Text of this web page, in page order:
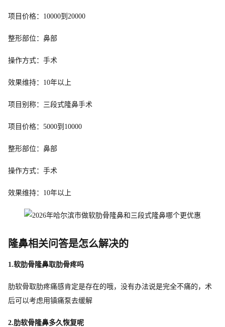
项目价格：10000到20000
整形部位：鼻部
操作方式：手术
效果维持：10年以上
项目别称：三段式隆鼻手术
项目价格：5000到10000
整形部位：鼻部
操作方式：手术
效果维持：10年以上
隆鼻相关问答是怎么解决的
1.软肋骨隆鼻取肋骨疼吗
肋软骨取肋疼痛感肯定是存在的哦，没有办法说是完全不痛的，术
后可以考虑用镇痛泵去缓解
2.肋软骨隆鼻多久恢复呢